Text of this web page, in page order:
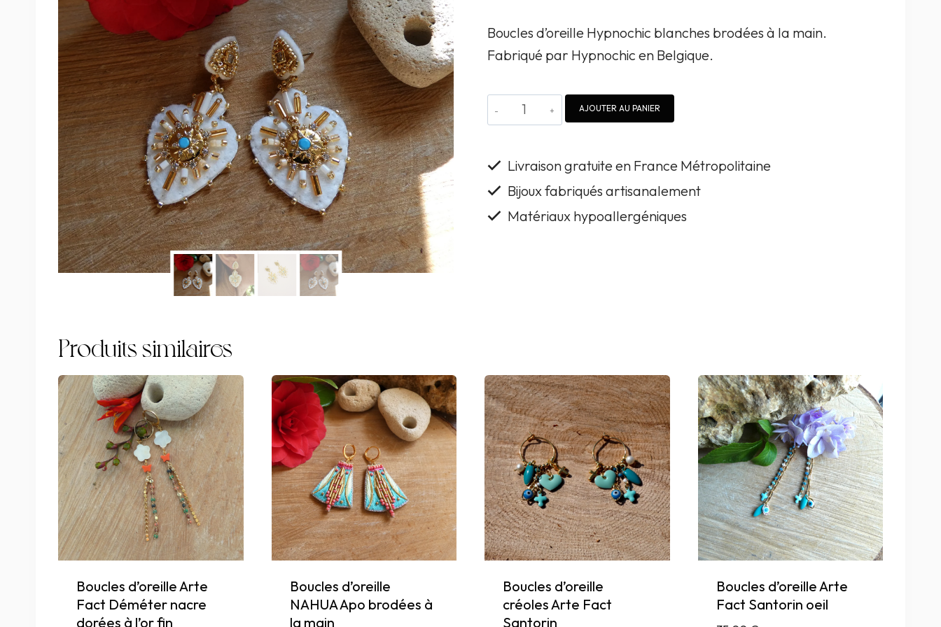
Boucles d’oreille Hypnochic blanches brodées à la main.
Fabriqué par Hypnochic en Belgique.
quantité
de
d'oreille
Hypnochic
blanches
AJOUTER AU PANIER
Livraison gratuite en France Métropolitaine
Bijoux fabriqués artisanalement
Matériaux hypoallergéniques
Produits similaires
Boucles d’oreille Arte
Fact Déméter nacre
dorées à l’or fin
Boucles d’oreille
NAHUA Apo brodées à
la main
Boucles d’oreille
créoles Arte Fact
Santorin
Boucles d’oreille Arte
Fact Santorin oeil